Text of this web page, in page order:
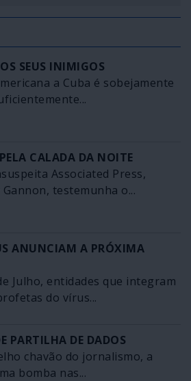
SEUS INIMIGOS
a Cuba é sobejamente
CALADA DA NOITE
Associated Press,
testemunha o...
ANUNCIAM A PRÓXIMA
Julho, entidades que integram
do vírus...
PARTILHA DE DADOS
chavão do jornalismo, a
bomba nas...